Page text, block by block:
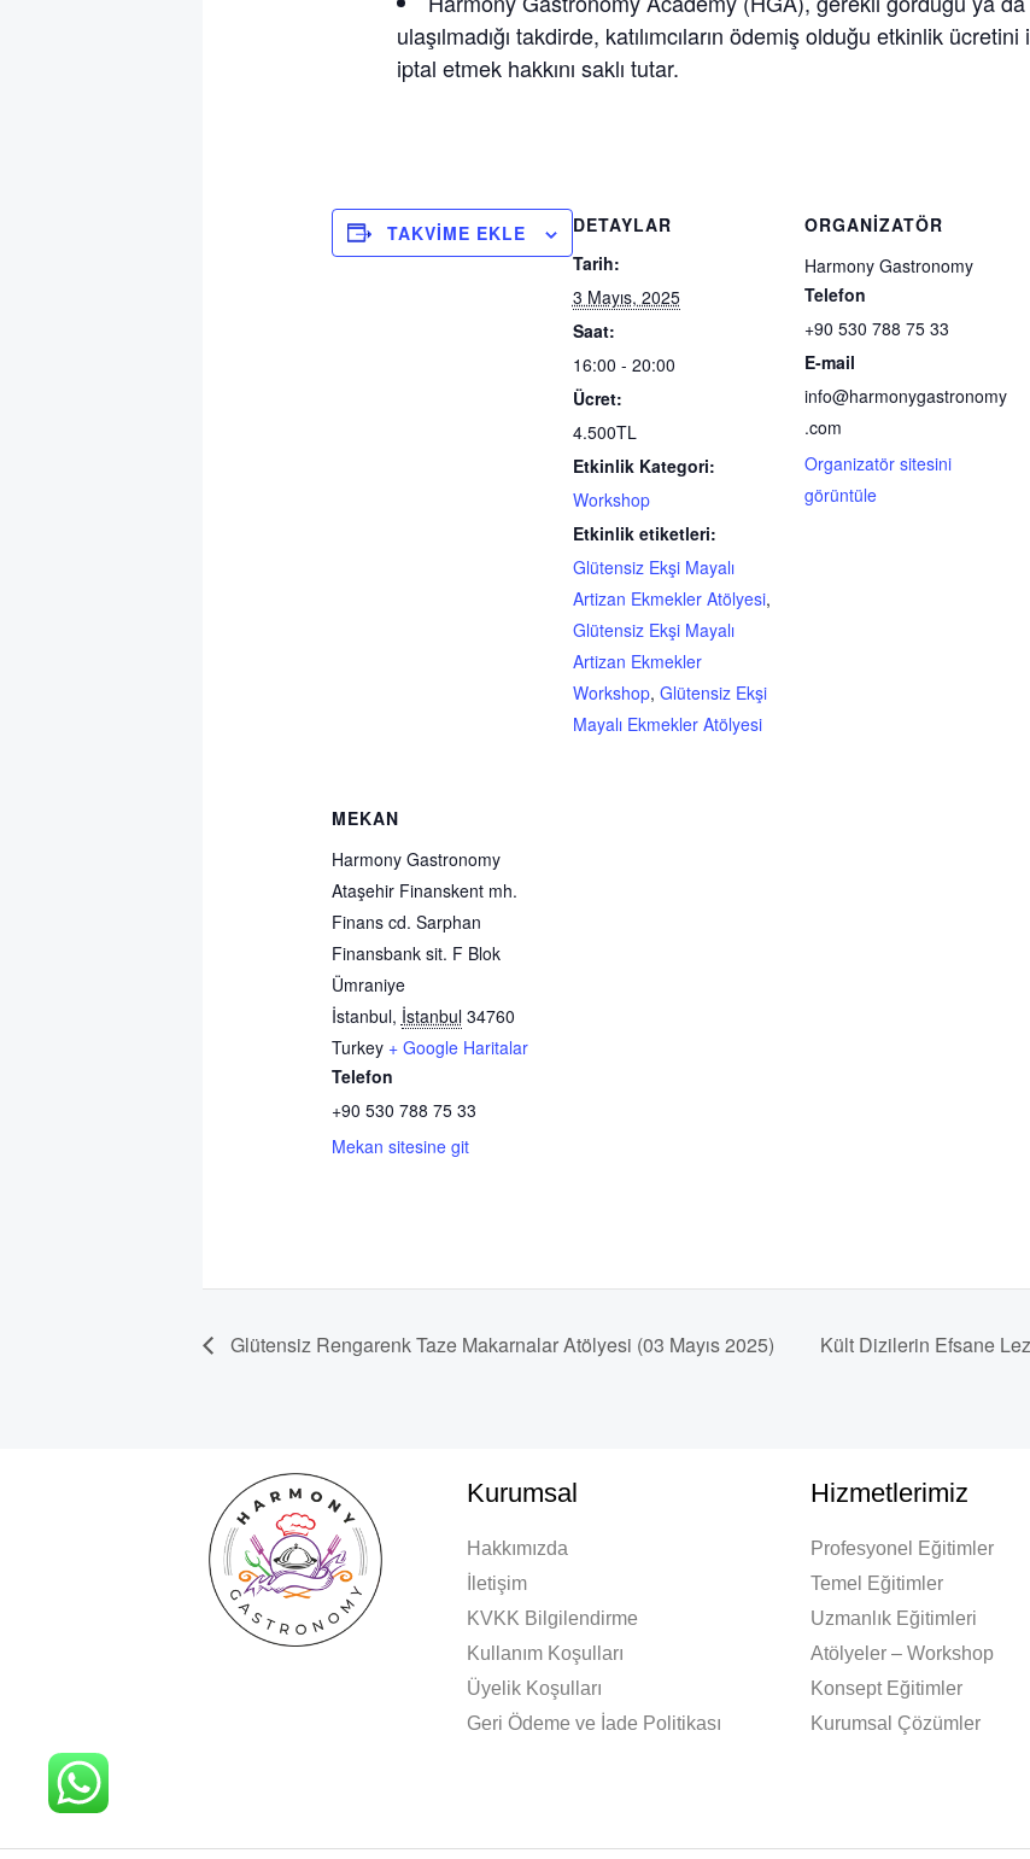
ulaşılmadığı takdirde, katılımcıların ödemiş olduğu etkinlik
iptal etmek hakkını saklı tutar.
TAKVIME EKLE
DETAYLAR
Tarih:
3 Mayıs, 2025
Saat:
16:00 - 20:00
Ücret:
4.500TL
Etkinlik Kategori:
Workshop
Etkinlik etiketleri:
Glütensiz Ekşi Mayalı
Artizan Ekmekler Atölyesi,
Glütensiz Ekşi Mayalı
Artizan Ekmekler
Workshop, Glütensiz Ekşi
Mayalı Ekmekler Atölyesi
ORGANIZATÖR
Harmony Gastronomy
Telefon
+90 530 788 75 33
E-mail
info@harmonygastronomy
.com
Organizatör sitesini
görüntüle
MEKAN
Harmony Gastronomy
Ataşehir Finanskent mh.
Finans cd. Sarphan
Finansbank sit. F Blok
Ümraniye
İstanbul, İstanbul 34760
Turkey + Google Haritalar
Telefon
+90 530 788 75 33
Mekan sitesine git
Glütensiz Rengarenk Taze Makarnalar Atölyesi (03 Mayıs 2025) Kült Dizilerin Efsane
Kurumsal
Hakkımızda
İletişim
KVKK Bilgilendirme
Kullanım Koşulları
Üyelik Koşulları
Geri Ödeme ve İade Politikası
Hizmetlerimiz
Profesyonel Eğitimler
Temel Eğitimler
Uzmanlık Eğitimleri
Atölyeler – Workshop
Konsept Eğitimler
Kurumsal Çözümler